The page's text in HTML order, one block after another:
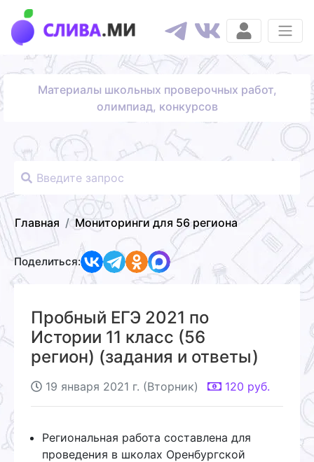
Материалы школьных проверочных работ,
олимпиад, конкурсов
Главная Мониторинги для 56 региона
Поделиться:
Пробный ЕГЭ 2021 по
Истории 11 класс (56
регион) (задания и ответы)
19 января 2021 г. (Вторник) 120 руб.
Региональная работа составлена для
проведения в школах Оренбургской